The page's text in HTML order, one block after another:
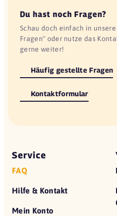
Du hast noch Fragen?
Schau doch einfach in
Fragen" oder nutze das
gerne weiter!
Häufig gestellte Fragen
Kontaktformular
Service
FAQ
Hilfe & Kontakt
Mein Konto